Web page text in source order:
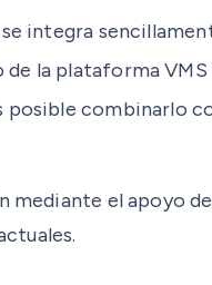
integra
de la plataforma
posible combinarlo
mediante el apoyo